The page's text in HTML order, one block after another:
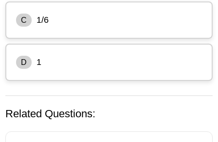
C 1/6
D 1
Related Questions: